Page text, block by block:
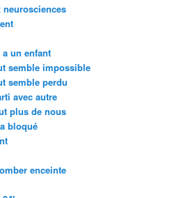
neurosciences
un enfant
semble impossible
semble perdu
avec autre
plus de nous
bloqué
enceinte